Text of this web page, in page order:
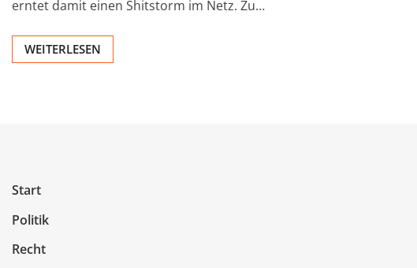
erntet damit einen Shitstorm im Netz. Zu…
WEITERLESEN
Start
Politik
Recht